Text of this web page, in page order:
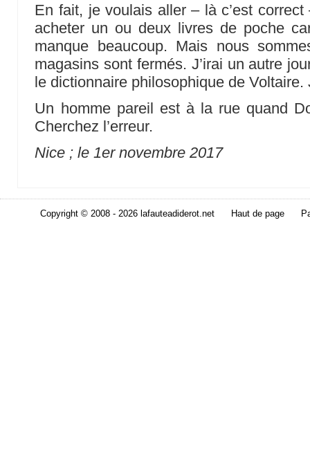
En fait, je voulais aller – là c’est
acheter un ou deux livres de poche
manque beaucoup. Mais nous
magasins sont fermés. J’irai un autre
le dictionnaire philosophique de Voltaire.
Un homme pareil est à la rue quand
Cherchez l’erreur.
Nice ; le 1er novembre 2017
Copyright © 2008 - 2026 lafauteadiderot.net Haut de page